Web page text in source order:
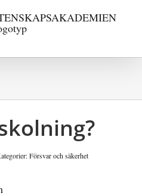
Försvar och säkerhet